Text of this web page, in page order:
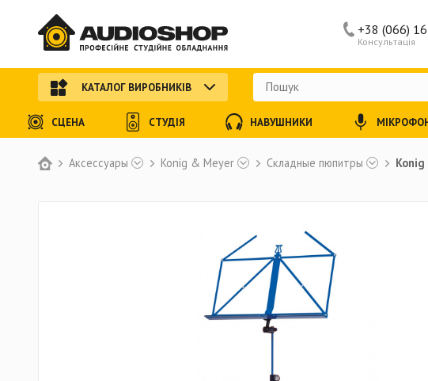
Аксессуары Konig & Meyer Складные пюпитры
Консультація
+38 (066)
КАТАЛОГ ВИРОБНИКІВ
СЦЕНА СТУДІЯ НАВУШНИКИ